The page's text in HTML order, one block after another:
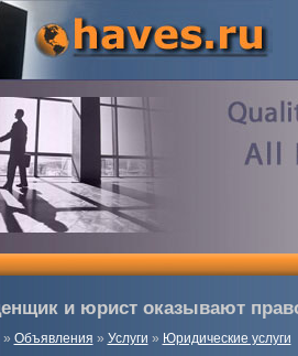
и юрист оказывают
» Объявления » Услуги » Юридические услуги